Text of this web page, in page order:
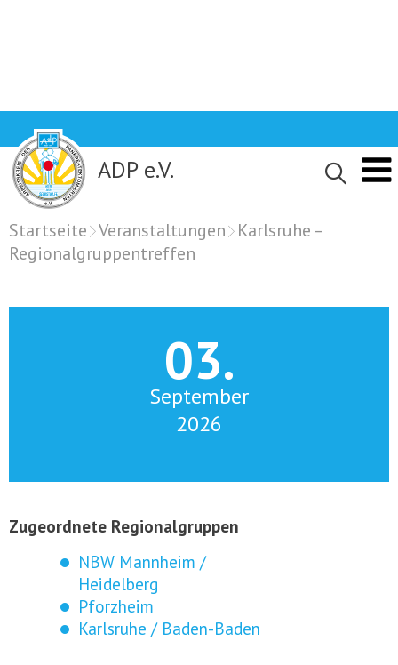
to
content
ADP e.V.
Startseite Veranstaltungen
Karlsruhe –
Regionalgruppentreffen
03.
September
2026
Zugeordnete Regionalgruppen
NBW Mannheim /
Heidelberg
Pforzheim
Karlsruhe / Baden-Baden